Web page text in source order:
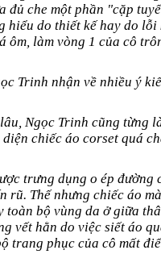
đủ che một phần "cặp
hiểu do thiết kế hay do lỗi
ôm, làm vòng 1 của cô
Trinh nhận về nhiều ý
Ngọc Trinh cũng từng
chiếc áo corset quá
trưng dụng o ép đường
rũ. Thế nhưng chiếc áo
toàn bộ vùng da ở giữa
vết hằn do việc siết áo
trang phục của cô mất